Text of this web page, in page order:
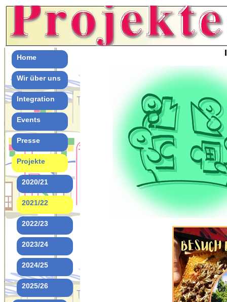
Home
Wir über uns
Integration
Events
Presse
Projekte
2020/21
2021/22
2022/23
2023/24
2024/25
2025/26